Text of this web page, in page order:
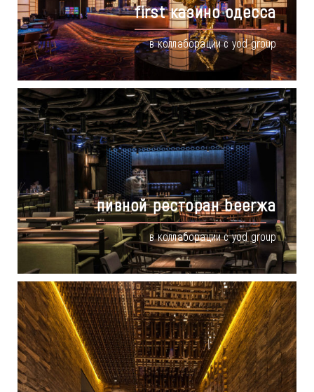
first казино одесса
в коллаборации с yod group
пивной ресторан beerжа
в коллаборации с yod group